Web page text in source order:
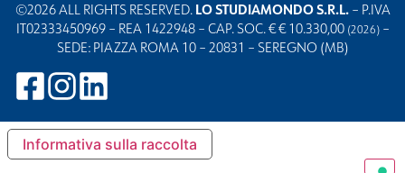
©2026 ALL RIGHTS RESERVED. LO STUDIAMONDO S.R.L. – P.IVA
IT02333450969 – REA 1422948 – CAP. SOC. € € 10.330,00 (2026)–
SEDE: PIAZZA ROMA 10 – 20831 – SEREGNO (MB)
Informativa sulla raccolta